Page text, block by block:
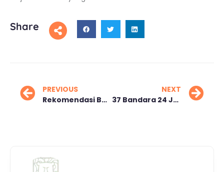
Share
PREVIOUS
Rekomendasi Bus Sleeper Untuk Mudik Lebaran 2025 dari Jakarta
NEXT
37 Bandara 24 Jam Maskapai Harap Macet Bali Tak Terulang